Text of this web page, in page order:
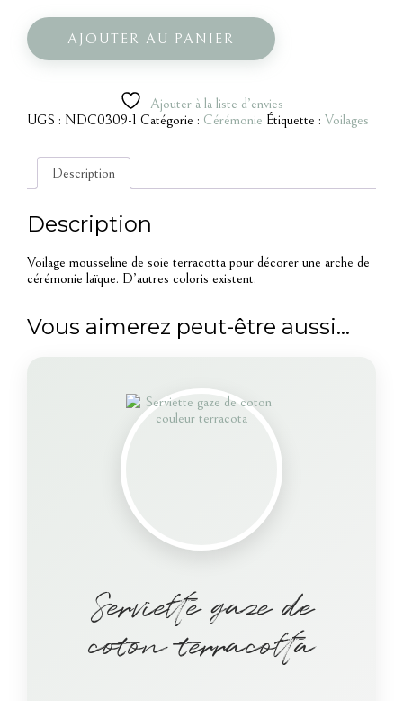
de
Voilage
mousseline
AJOUTER AU PANIER
Ajouter à la liste d’envies
UGS : NDC0309-1 Catégorie : Cérémonie Étiquette : Voilages
Description
Description
Voilage mousseline de soie terracotta pour décorer une arche de
cérémonie laïque. D’autres coloris existent.
Vous aimerez peut-être aussi…
Serviette gaze de
coton terracotta